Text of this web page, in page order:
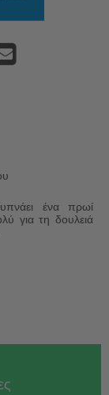
ένα πρωί
για τη δουλειά